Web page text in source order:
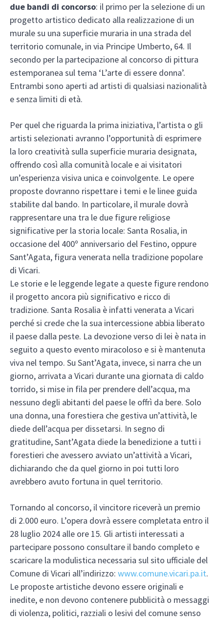
due bandi di concorso: il primo per la selezione di un
progetto artistico dedicato alla realizzazione di un
murale su una superficie muraria in una strada del
territorio comunale, in via Principe Umberto, 64. Il
secondo per la partecipazione al concorso di pittura
estemporanea sul tema ‘L’arte di essere donna’.
Entrambi sono aperti ad artisti di qualsiasi nazionalità
e senza limiti di età.
Per quel che riguarda la prima iniziativa, l’artista o gli
artisti selezionati avranno l’opportunità di esprimere
la loro creatività sulla superficie muraria designata,
offrendo così alla comunità locale e ai visitatori
un’esperienza visiva unica e coinvolgente. Le opere
proposte dovranno rispettare i temi e le linee guida
stabilite dal bando. In particolare, il murale dovrà
rappresentare una tra le due figure religiose
significative per la storia locale: Santa Rosalia, in
occasione del 400º anniversario del Festino, oppure
Sant’Agata, figura venerata nella tradizione popolare
di Vicari.
Le storie e le leggende legate a queste figure rendono
il progetto ancora più significativo e ricco di
tradizione. Santa Rosalia è infatti venerata a Vicari
perché si crede che la sua intercessione abbia liberato
il paese dalla peste. La devozione verso di lei è nata in
seguito a questo evento miracoloso e si è mantenuta
viva nel tempo. Su Sant’Agata, invece, si narra che un
giorno, arrivata a Vicari durante una giornata di caldo
torrido, si mise in fila per prendere dell’acqua, ma
nessuno degli abitanti del paese le offrì da bere. Solo
una donna, una forestiera che gestiva un’attività, le
diede dell’acqua per dissetarsi. In segno di
gratitudine, Sant’Agata diede la benedizione a tutti i
forestieri che avessero avviato un’attività a Vicari,
dichiarando che da quel giorno in poi tutti loro
avrebbero avuto fortuna in quel territorio.
Tornando al concorso, il vincitore riceverà un premio
di 2.000 euro. L’opera dovrà essere completata entro il
28 luglio 2024 alle ore 15. Gli artisti interessati a
partecipare possono consultare il bando completo e
scaricare la modulistica necessaria sul sito ufficiale del
Comune di Vicari all’indirizzo: www.comune.vicari.pa.it.
Le proposte artistiche devono essere originali e
inedite, e non devono contenere pubblicità o messaggi
di violenza, politici, razziali o lesivi del comune senso